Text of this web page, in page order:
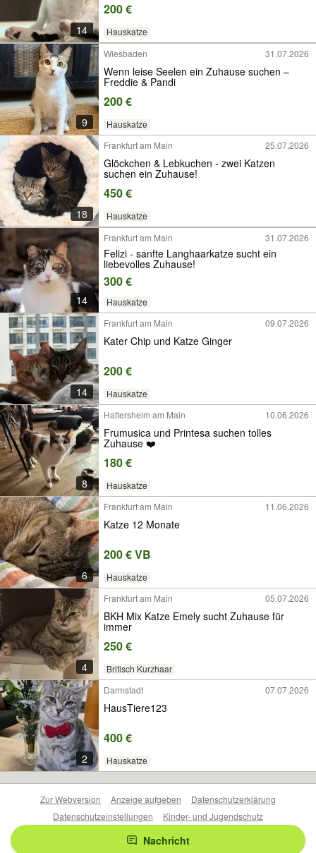
14
200 €
Hauskatze
9
Wiesbaden 31.07.2026
Wenn leise Seelen ein Zuhause suchen –
Freddie & Pandi
200 €
Hauskatze
18
Frankfurt am Main 25.07.2026
Glöckchen & Lebkuchen - zwei Katzen
suchen ein Zuhause!
450 €
Hauskatze
14
Frankfurt am Main 31.07.2026
Felizi - sanfte Langhaarkatze sucht ein
liebevolles Zuhause!
300 €
Hauskatze
14
Frankfurt am Main 09.07.2026
Kater Chip und Katze Ginger
200 €
Hauskatze
8
Hattersheim am Main 10.06.2026
Frumusica und Printesa suchen tolles
Zuhause ❤️
180 €
Hauskatze
6
Frankfurt am Main 11.06.2026
Katze 12 Monate
200 € VB
Hauskatze
4
Frankfurt am Main 05.07.2026
BKH Mix Katze Emely sucht Zuhause für
immer
250 €
Britisch Kurzhaar
2
Darmstadt 07.07.2026
HausTiere123
400 €
Hauskatze
Nachricht
Zur Webversion Anzeige aufgeben
Datenschutzerklärung
Datenschutzeinstellungen
Kinder- und Jugendschutz
Barrierefreiheitserklärung